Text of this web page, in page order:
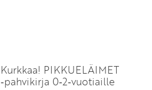
Kurkkaa! PIKKUELÄIMET
‑pahvikirja 0‑2‑vuotiaille